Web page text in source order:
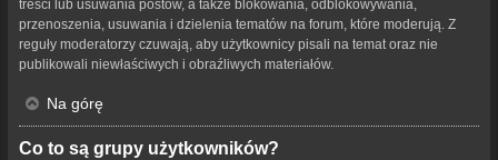
treści lub usuwania postów, a także blokowania, odblokowywania,
przenoszenia, usuwania i dzielenia tematów na forum, które moderują. Z
reguły moderatorzy czuwają, aby użytkownicy pisali na temat oraz nie
publikowali niewłaściwych i obraźliwych materiałów.
Na górę
Co to są grupy użytkowników?